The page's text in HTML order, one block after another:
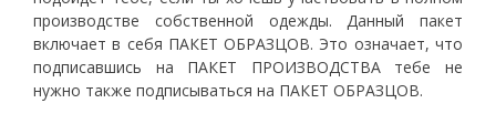
производстве собственной одежды. Данный пакет
включает в себя ПАКЕТ ОБРАЗЦОВ. Это означает, что
подписавшись на ПАКЕТ ПРОИЗВОДСТВА тебе не
нужно также подписываться на ПАКЕТ ОБРАЗЦОВ.